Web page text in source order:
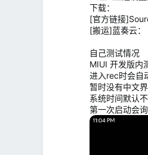
下载：
[官方链接
[搬运]蓝奏云：
自己测试情况
MIUI 开发版内
进入rec时会自
暂时没有中文
系统时间默认
第一次启动会